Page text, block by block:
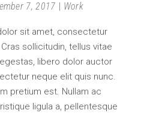
7, 2017 Work
sit amet, consectetur
sollicitudin, tellus vitae
libero dolor auctor
neque elit quis nunc.
pretium est. Nullam ac
ligula a, pellentesque